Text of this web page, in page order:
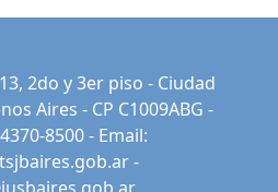
2do y 3er piso - Ciudad
Aires - CP C1009ABG -
8500 - Email:
-